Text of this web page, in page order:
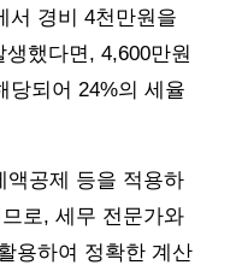
서 경비 4천만원을
했다면, 4,600만원
당되어 24%의 세율
액공제 등을 적용하
로, 세무 전문가와
용하여 정확한 계산